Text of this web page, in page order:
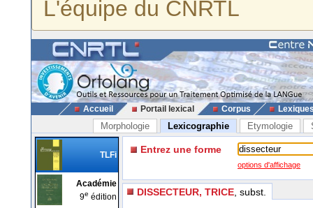
L'équipe du CNRTL
Accueil Portail lexical Corpus
Morphologie Lexicographie Etymologie
TLFi
Académie
9e édition
Entrez une forme
options d'affichage
DISSECTEUR, TRICE , subst.